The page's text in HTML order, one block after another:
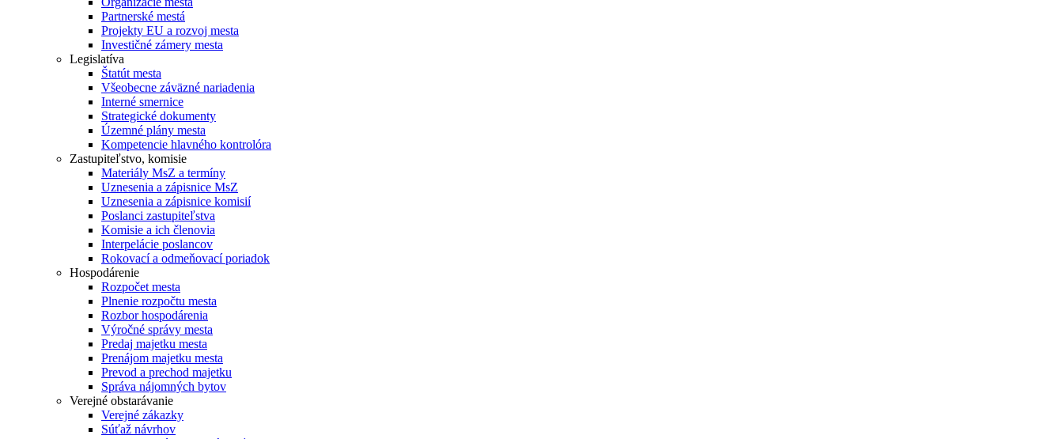
Partnerské mestá
Projekty EU a rozvoj mesta
Investičné zámery mesta
Legislatíva
Štatút mesta
Všeobecne záväzné nariadenia
Interné smernice
Strategické dokumenty
Územné plány mesta
Kompetencie hlavného kontrolóra
Zastupiteľstvo, komisie
Materiály MsZ a termíny
Uznesenia a zápisnice MsZ
Uznesenia a zápisnice komisií
Poslanci zastupiteľstva
Komisie a ich členovia
Interpelácie poslancov
Rokovací a odmeňovací poriadok
Hospodárenie
Rozpočet mesta
Plnenie rozpočtu mesta
Rozbor hospodárenia
Výročné správy mesta
Predaj majetku mesta
Prenájom majetku mesta
Prevod a prechod majetku
Správa nájomných bytov
Verejné obstarávanie
Verejné zákazky
Súťaž návrhov